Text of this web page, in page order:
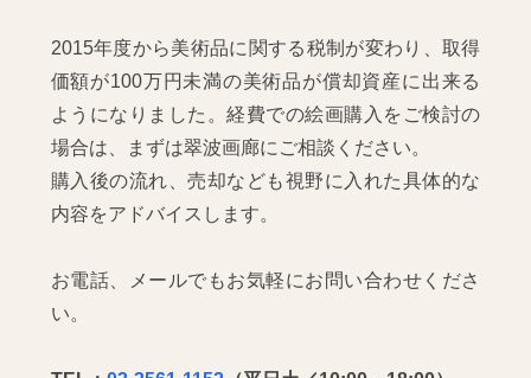
2015年度から美術品に関する税制が変わり、取得
価額が100万円未満の美術品が償却資産に出来る
ようになりました。経費での絵画購入をご検討の
場合は、まずは翠波画廊にご相談ください。
購入後の流れ、売却なども視野に入れた具体的な
内容をアドバイスします。
お電話、メールでもお気軽にお問い合わせくださ
い。